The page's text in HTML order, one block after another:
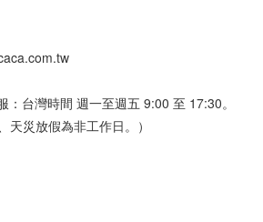
：台灣時間 週一至週五 9:00 至 17:30。
天災放假為非工作日。）